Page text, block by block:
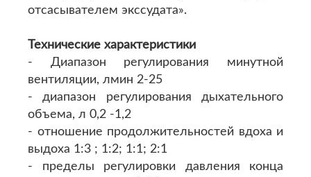
отсасывателем экссудата».
Технические характеристики
- Диапазон регулирования минутной
вентиляции, лмин 2-25
- диапазон регулирования дыхательного
объема, л 0,2 -1,2
- отношение продолжительностей вдоха и
выдоха 1:3 ; 1:2; 1:1; 2:1
- пределы регулировки давления конца